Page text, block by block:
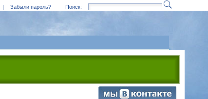
| Забыли пароль? Поиск: